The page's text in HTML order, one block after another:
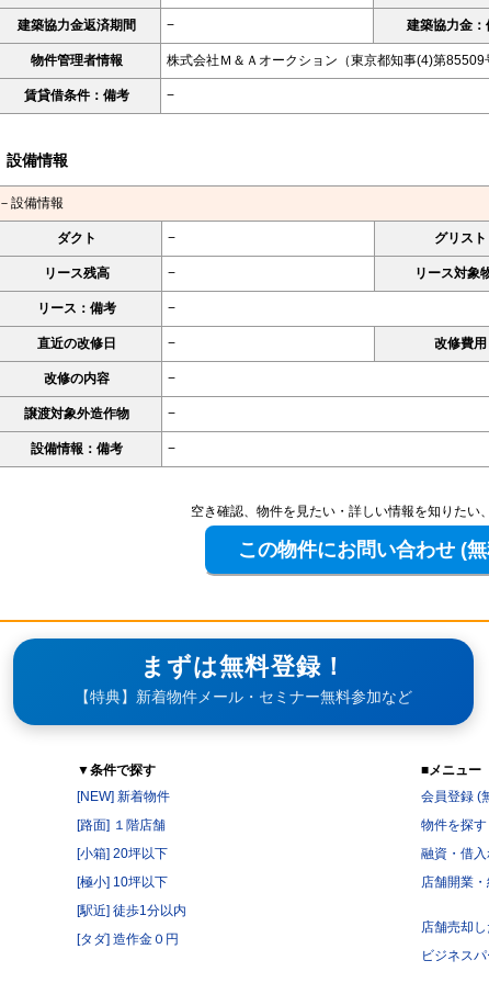
建築協力金返済期間 − 建築協力金：
物件管理者情報 株式会社Ｍ＆Ａオークション（東京都知事(4)第85509
賃貸借条件：備考 −
設備情報
－設備情報
ダクト − グリスト
リース残高 − リース対象
リース：備考 −
直近の改修日 − 改修費用
改修の内容 −
譲渡対象外造作物 −
設備情報：備考 −
空き確認、物件を見たい・詳しい情報を知りたい
まずは無料登録！
【特典】新着物件メール・セミナー無料参加など
▼条件で探す
[NEW] 新着物件
[路面] １階店舗
[小箱] 20坪以下
[極小] 10坪以下
[駅近] 徒歩1分以内
[タダ] 造作金０円
■メニュー
会員登録 (
物件を探す
融資・借
店舗開業
店舗売却
ビジネス